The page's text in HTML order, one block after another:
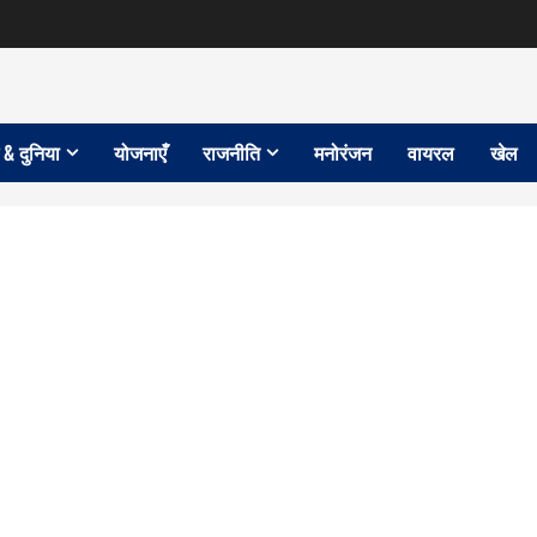
दुनिया योजनाएँ राजनीति मनोरंजन वायरल खेल